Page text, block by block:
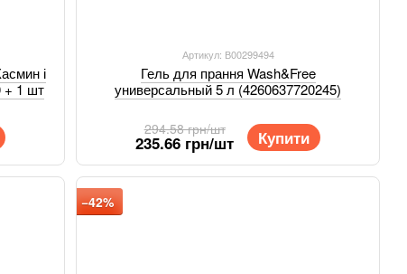
і
+ 1 шт
Артикул: В00299494
Гель для прання Wash&Free
универсальный 5 л (4260637720245)
294.58 грн/шт
235.66 грн/шт Купити
−42%